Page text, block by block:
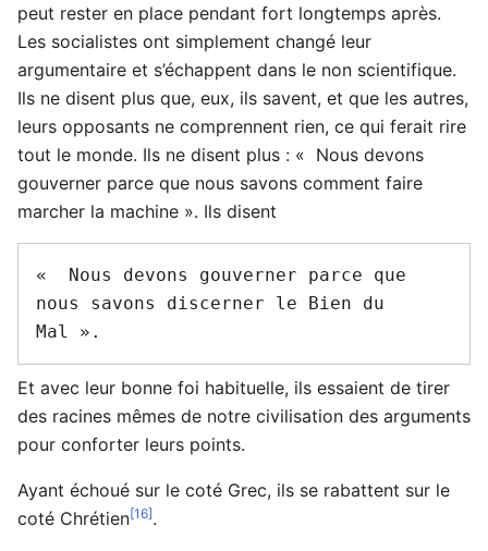
peut rester en place pendant fort longtemps après.
Les socialistes ont simplement changé leur
argumentaire et s’échappent dans le non scientifique.
Ils ne disent plus que, eux, ils savent, et que les autres,
leurs opposants ne comprennent rien, ce qui ferait rire
tout le monde. Ils ne disent plus : « Nous devons
gouverner parce que nous savons comment faire
marcher la machine ». Ils disent
«  Nous devons gouverner parce que
nous savons discerner le Bien du
Et avec leur bonne foi habituelle, ils essaient de tirer
des racines mêmes de notre civilisation des arguments
pour conforter leurs points.
Ayant échoué sur le coté Grec, ils se rabattent sur le
coté Chrétien[16].